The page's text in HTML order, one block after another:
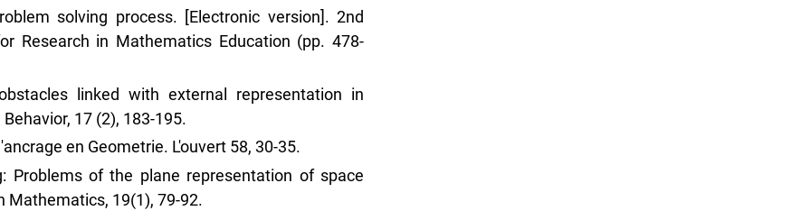
solving process. [Electronic version]. 2nd
Research in Mathematics Education (pp. 478-
linked with external representation in
17 (2), 183-195.
en Geometrie. L'ouvert 58, 30-35.
Problems of the plane representation of space
Mathematics, 19(1), 79-92.